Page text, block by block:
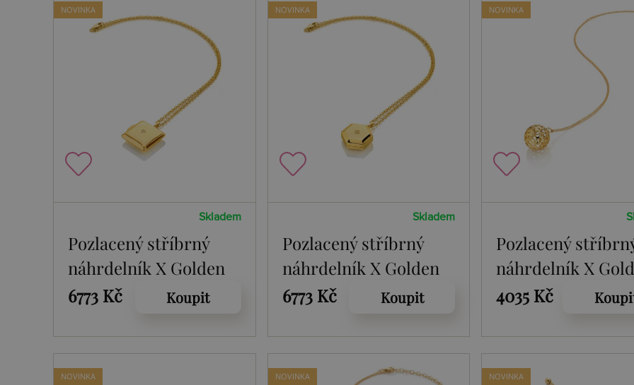
NOVINKA
Skladem
Pozlacený stříbrný
náhrdelník X Golden
Edit Much Loved
6773 Kč Koupit
NOVINKA
Skladem
Pozlacený stříbrný
náhrdelník X Golden
Edit Much Loved
6773 Kč Koupit
NOVINKA
Pozlacený
náhrdelník X
Edit Orb DP1097
4035 Kč
NOVINKA NOVINKA NOVINKA